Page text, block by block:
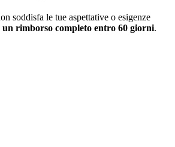
soddisfa le tue aspettative o esigenze
un rimborso completo entro 60 giorni.